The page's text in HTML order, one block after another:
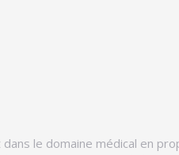
le domaine médical en